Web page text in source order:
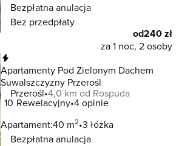
Bezpłatna anulacja
Bez przedpłaty
od240 zł
za 1 noc, 2 osoby
Apartamenty Pod Zielonym Dachem
Suwalszczyzny Przerośl
Przerośl 4,0 km od Rospuda
10 Rewelacyjny 4 opinie
Apartament:40 m2 3 łóżka
Bezpłatna anulacja